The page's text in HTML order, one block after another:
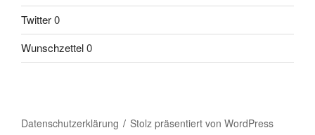
Twitter0
Wunschzettel0
Datenschutzerklärung Stolz präsentiert von WordPress